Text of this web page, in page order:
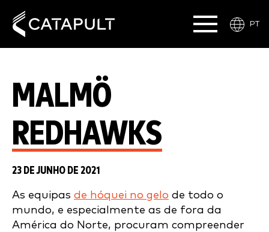
PT
MALMÖ
REDHAWKS
23 DE JUNHO DE 2021
As equipas de hóquei no gelo de todo o
mundo, e especialmente as de fora da
América do Norte, procuram compreender